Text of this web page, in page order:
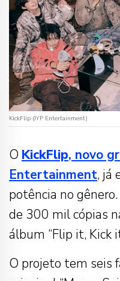
KickFlip (JYP Entertainment)
O KickFlip, novo
Entertainment, já
potência no
de 300 mil cópias
álbum “Flip it, Kick
O projeto tem seis